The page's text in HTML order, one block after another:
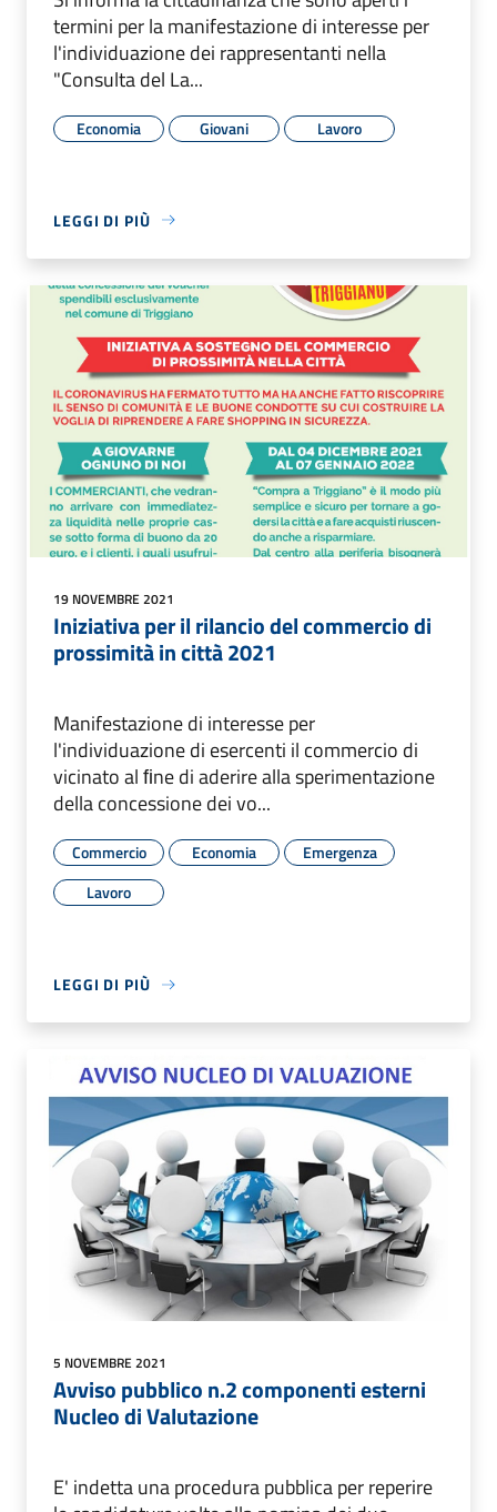
termini per la manifestazione di interesse per
l'individuazione dei rappresentanti nella
"Consulta del La...
Economia Giovani Lavoro
LEGGI DI PIÙ
19 NOVEMBRE 2021
Iniziativa per il rilancio del commercio di
prossimità in città 2021
Manifestazione di interesse per
l'individuazione di esercenti il commercio di
vicinato al ﬁne di aderire alla sperimentazione
della concessione dei vo...
Commercio Economia
Emergenza
Lavoro
LEGGI DI PIÙ
5 NOVEMBRE 2021
Avviso pubblico n.2 componenti esterni
Nucleo di Valutazione
E' indetta una procedura pubblica per reperire